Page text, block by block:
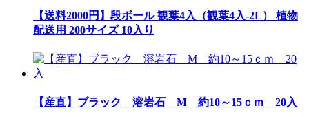
【送料2000円】段ボール 観葉4入（観葉4入-2L） 植物
配送用 200サイズ 10入り
【産直】ブラック 溶岩石 M 約10～15ｃｍ 20入